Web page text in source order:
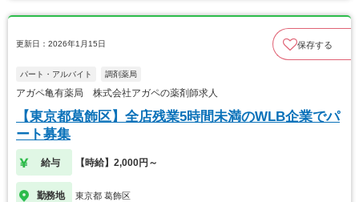
更新日：2026年1月15日 保存する
パート・アルバイト 調剤薬局
アガペ亀有薬局 株式会社アガペの薬剤師求人
【東京都葛飾区】全店残業5時間未満のWLB企業でパ
ート募集
給与 【時給】2,000円～
勤務地 東京都 葛飾区